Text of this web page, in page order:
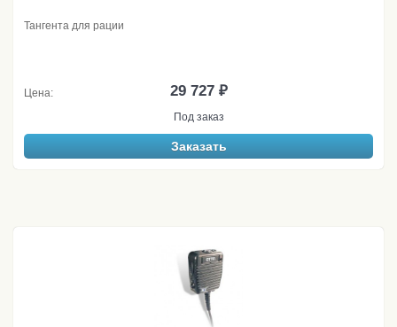
Тангента для рации
Цена: 29 727 ₽
Под заказ
Заказать